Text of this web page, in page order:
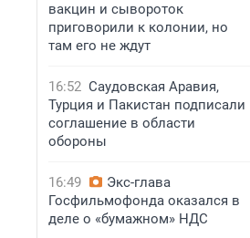
вакцин и сывороток
приговорили к колонии, но
там его не ждут
16:52 Саудовская Аравия,
Турция и Пакистан подписали
соглашение в области
обороны
16:49
Экс-глава
Госфильмофонда оказался в
деле о «бумажном» НДС